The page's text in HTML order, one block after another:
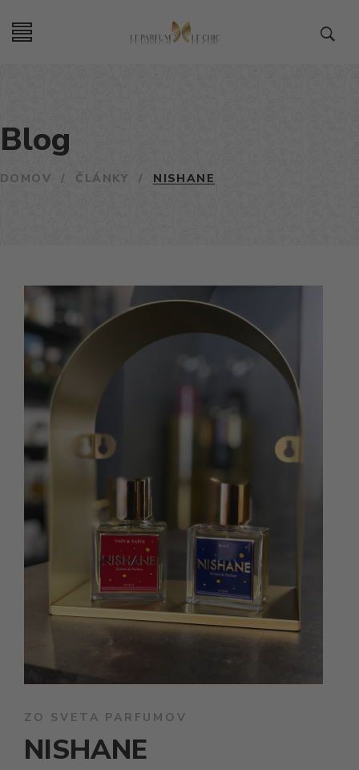
Blog
DOMOV / ČLÁNKY / NISHANE
ZO SVETA PARFUMOV
NISHANE